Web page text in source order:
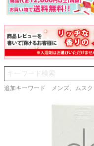
追加キーワード メンズ、ムス